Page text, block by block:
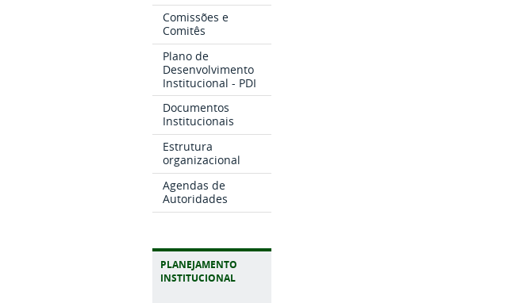
Comissões e
Comitês
Plano de
Desenvolvimento
Institucional - PDI
Documentos
Institucionais
Estrutura
organizacional
Agendas de
Autoridades
PLANEJAMENTO
INSTITUCIONAL